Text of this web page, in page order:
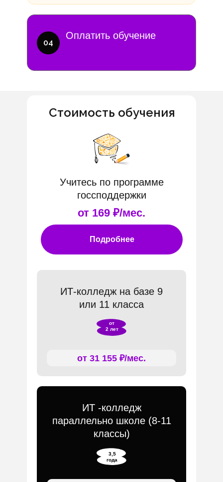
Оплатить обучение
04
ИТ-колледж на базе 9
или 11 класса
Стоимость обучения
от
2 лет
ИТ -колледж
параллельно школе (8-11
классы)
3,5
года
от 31 155 ₽/мес.
Подробнее
Учитесь по программе
госсподдержки
от 169 ₽/мес.